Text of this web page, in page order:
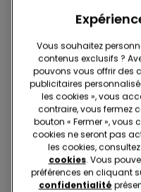
Abonnez-vous à la
prochain achat
Trouver Une Boutique
Vous souhaitez
contenus exclusifs ?
pouvons vous offrir des
publicitaires
les cookies », vous
contraire, vous fermez
bouton « Fermer », vous
cookies ne seront pas
les cookies,
cookies. Vous
préférences en cliquant
confidentialité